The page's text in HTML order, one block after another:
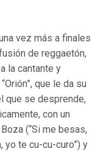
vez más a finales
de reggaetón,
la cantante y
que le da su
que se desprende,
con un
(“Si me besas,
yo te cu-cu-curo”) y